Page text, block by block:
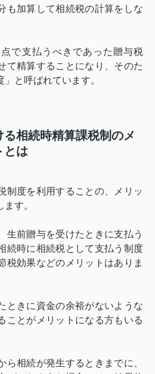
も加算して相続税の計算をしな
で支払うべきであった贈与税
て精算することになり、そのた
と呼ばれています。
相続時精算課税制のメ
とは
制度を利用することの、メリッ
す。
生前贈与を受けたときに支払う
続時に相続税として支払う制度
税効果などのメリットはありま
ときに資金の余裕がないような
ことがメリットになる方もいる
ら相続が発生するときまでに、